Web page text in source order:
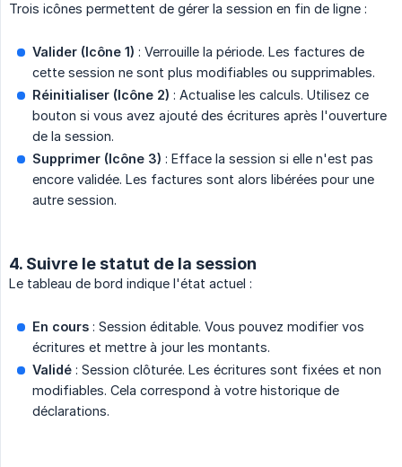
Trois icônes permettent de gérer la session en fin de ligne :
Valider (Icône 1) : Verrouille la période. Les factures de
cette session ne sont plus modifiables ou supprimables.
Réinitialiser (Icône 2) : Actualise les calculs. Utilisez ce
bouton si vous avez ajouté des écritures après l'ouverture
de la session.
Supprimer (Icône 3) : Efface la session si elle n'est pas
encore validée. Les factures sont alors libérées pour une
autre session.
4. Suivre le statut de la session
Le tableau de bord indique l'état actuel :
En cours : Session éditable. Vous pouvez modifier vos
écritures et mettre à jour les montants.
Validé : Session clôturée. Les écritures sont fixées et non
modifiables. Cela correspond à votre historique de
déclarations.